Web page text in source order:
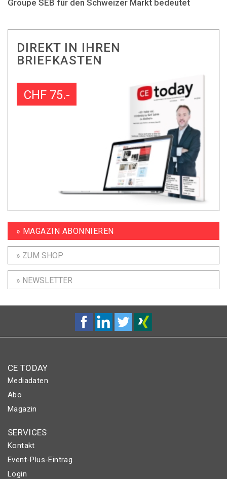
Groupe SEB für den Schweizer Markt bedeutet
DIREKT IN IHREN
BRIEFKASTEN
CHF 75.-
» MAGAZIN ABONNIEREN
» ZUM SHOP
» NEWSLETTER
CE TODAY
Mediadaten
Abo
Magazin
SERVICES
Kontakt
Event-Plus-Eintrag
Login